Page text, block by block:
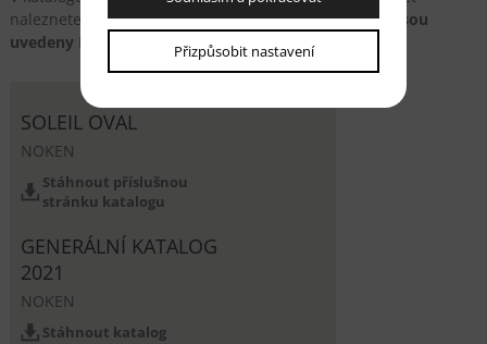
naleznete veškeré informace k této vaně.V katalogu jsou
uvedeny MOC bez DPH v Eurech.
SOLEIL OVAL
NOKEN
Stáhnout příslušnou
stránku katalogu
GENERÁLNÍ KATALOG
2021
NOKEN
Stáhnout katalog
Přizpůsobit nastavení